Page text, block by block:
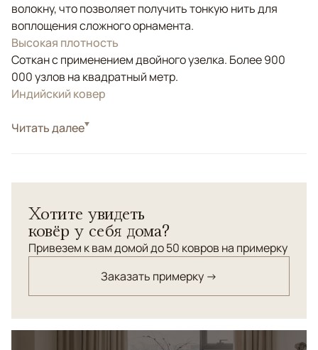
волокну, что позволяет получить тонкую нить для
воплощения сложного орнамента.
Высокая плотность
Соткан с применением двойного узелка. Более 900
000 узлов на квадратный метр.
Индийский ковер
СтильКлассические
синего, сделает ваш интерьер неповторимым.
Читать далее
Хотите увидеть
ковёр у себя дома?
Привезем к вам домой до 50 ковров на примерку
Заказать примерку →